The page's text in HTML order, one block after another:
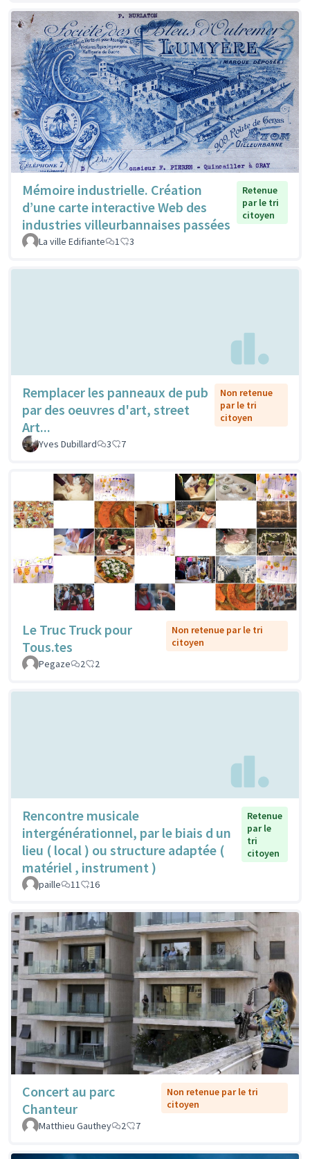
Mémoire industrielle. Création
d’une carte interactive Web des
industries villeurbannaises passées
Retenue
par le tri
citoyen
La ville Edifiante 1 3
Remplacer les panneaux de pub
par des oeuvres d'art, street
Art...
Non retenue
par le tri
citoyen
Yves Dubillard 3 7
Le Truc Truck pour
Tous.tes
Non retenue par le tri
citoyen
Pegaze
2 2
Rencontre musicale
intergénérationnel, par le biais d un
lieu ( local ) ou structure adaptée (
matériel , instrument )
Retenue
par le
tri
citoyen
paille 11 16
Concert au parc
Chanteur
Non retenue par le tri
citoyen
Matthieu Gauthey
2 7